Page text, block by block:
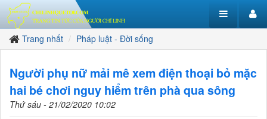
Trang nhất Pháp luật - Đời sống
Người phụ nữ mải mê xem điện thoại bỏ mặc
hai bé chơi nguy hiểm trên phà qua sông
Thứ sáu - 21/02/2020 10:02